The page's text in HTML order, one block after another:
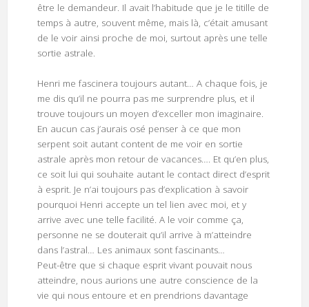
être le demandeur. Il avait l’habitude que je le titille de
temps à autre, souvent même, mais là, c’était amusant
de le voir ainsi proche de moi, surtout après une telle
sortie astrale.
Henri me fascinera toujours autant… A chaque fois, je
me dis qu’il ne pourra pas me surprendre plus, et il
trouve toujours un moyen d’exceller mon imaginaire.
En aucun cas j’aurais osé penser à ce que mon
serpent soit autant content de me voir en sortie
astrale après mon retour de vacances…. Et qu’en plus,
ce soit lui qui souhaite autant le contact direct d’esprit
à esprit. Je n’ai toujours pas d’explication à savoir
pourquoi Henri accepte un tel lien avec moi, et y
arrive avec une telle facilité. A le voir comme ça,
personne ne se douterait qu’il arrive à m’atteindre
dans l’astral… Les animaux sont fascinants…
Peut-être que si chaque esprit vivant pouvait nous
atteindre, nous aurions une autre conscience de la
vie qui nous entoure et en prendrions davantage